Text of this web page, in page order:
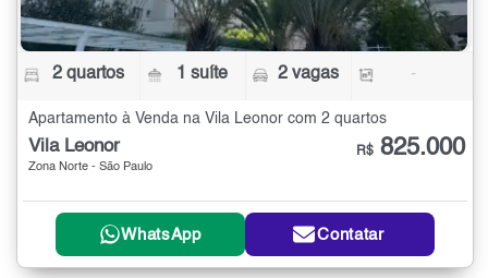
2 quartos 1 suíte 2 vagas -
Apartamento à Venda na Vila Leonor com 2 quartos
Vila Leonor
Zona Norte - São Paulo
R$ 825.000
WhatsApp Contatar